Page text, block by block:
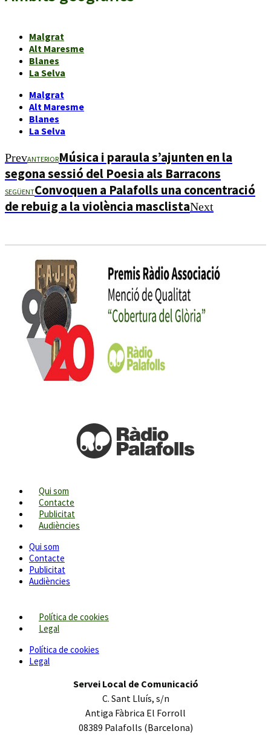
Malgrat
Alt Maresme
Blanes
La Selva
Malgrat
Alt Maresme
Blanes
La Selva
PrevANTERIORMúsica i paraula s’ajunten en la
segona sessió del Poesia als Barracons
SEGÜENTConvoquen a Palafolls una concentració
de rebuig a la violència masclistaNext
Qui som
Contacte
Publicitat
Audiències
Qui som
Contacte
Publicitat
Audiències
Política de cookies
Legal
Política de cookies
Legal
Servei Local de Comunicació
C. Sant Lluís, s/n
Antiga Fàbrica El Forroll
08389 Palafolls (Barcelona)